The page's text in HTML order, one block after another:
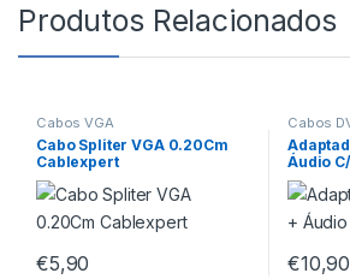
Produtos Relacionados
Cabos VGA
Cabo Spliter VGA 0.20Cm
Cablexpert
€5,90
Cabos
Áudio
€10,90